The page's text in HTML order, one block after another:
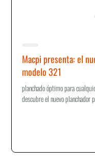
Macpi presenta: el
modelo 321
planchado óptimo para
descubre el nuevo planchador